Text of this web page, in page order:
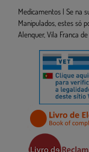
Medicamentos | Se na
Manipulados, estes só
Alenquer, Vila Franca